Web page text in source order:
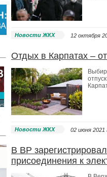
Новости ЖКХ 12 октября
Отдых в Карпатах –
Новости ЖКХ 02 июня 2021
В ВР
присоединения к